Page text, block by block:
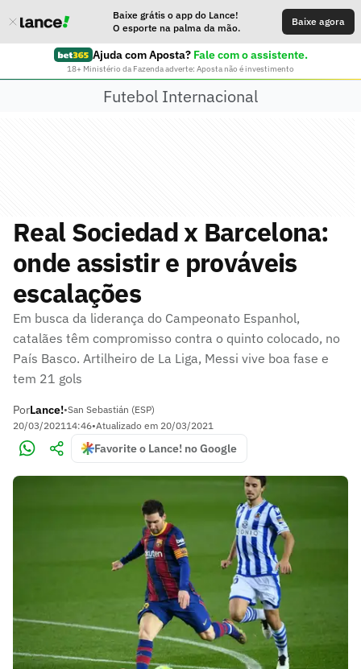
Baixe grátis o app do Lance!
O esporte na palma da mão.
Baixe agora
Ajuda com Aposta? Fale com o assistente.
18+ Ministério da Fazenda adverte: Aposta não é investimento
Futebol Internacional
Real Sociedad x Barcelona:
onde assistir e prováveis
escalações
Em busca da liderança do Campeonato Espanhol,
catalães têm compromisso contra o quinto colocado, no
País Basco. Artilheiro de La Liga, Messi vive boa fase e
tem 21 gols
PorLance!•San Sebastián (ESP)
20/03/202114:46•Atualizado em 20/03/2021
Favorite o Lance! no Google